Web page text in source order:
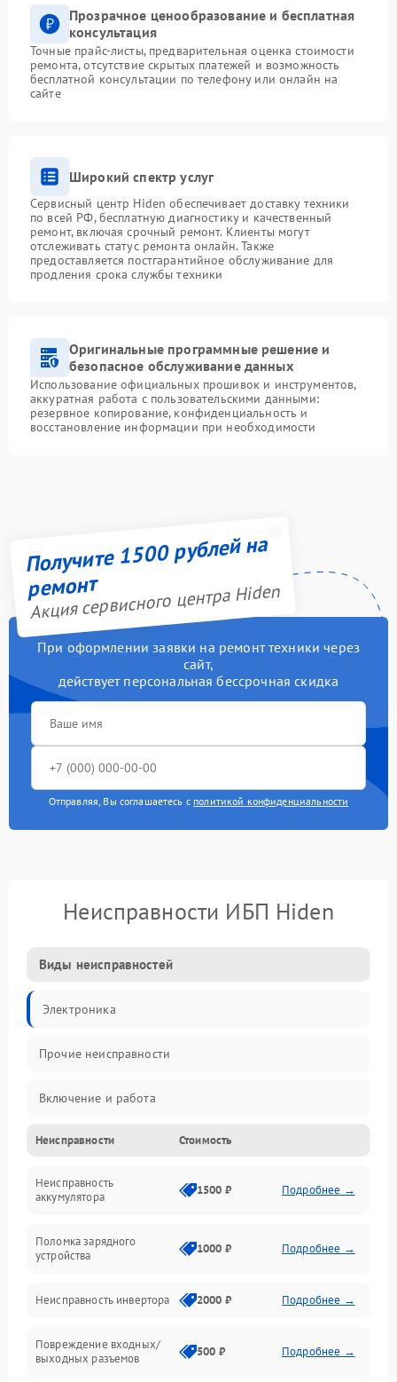
Прозрачное ценообразование и бесплатная
консультация
Точные прайс-листы, предварительная оценка стоимости
ремонта, отсутствие скрытых платежей и возможность
бесплатной консультации по телефону или онлайн на
сайте
Широкий спектр услуг
Сервисный центр Hiden обеспечивает доставку техники
по всей РФ, бесплатную диагностику и качественный
ремонт, включая срочный ремонт. Клиенты могут
отслеживать статус ремонта онлайн. Также
предоставляется постгарантийное обслуживание для
продления срока службы техники
Оригинальные программные решение и
безопасное обслуживание данных
Использование официальных прошивок и инструментов,
аккуратная работа с пользовательскими данными:
резервное копирование, конфиденциальность и
восстановление информации при необходимости
Получите 1500 рублей на
ремонт
Акция сервисного центра Hiden
При оформлении заявки на ремонт техники через
сайт,
действует персональная бессрочная скидка
Отправляя, Вы соглашаетесь с политикой конфиденциальности
Неисправности ИБП Hiden
Виды неисправностей
Электроника
Прочие неисправности
Включение и работа
Работа с нагрузкой
Звук и индикация
Механические повреждения
Неисправности Стоимость
Неисправность
аккумулятора
1500 ₽ Подробнее →
Поломка зарядного
устройства
1000 ₽ Подробнее →
Неисправность инвертора 2000 ₽ Подробнее →
Повреждение входных/
выходных разъемов
500 ₽ Подробнее →